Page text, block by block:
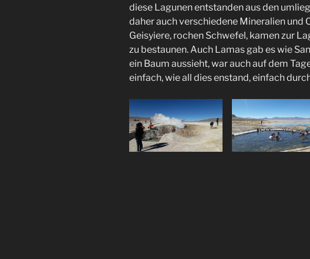
diese Lagunen entstanden aus den
daher auch verschiedene Mineralien und
Geisyiere, rochen Schwefel, kamen zur
zu bestaunen. Auch Lamas gab es wie
ein Baum aussieht, war auch auf dem
einfach, wie all dies enstand, einfach